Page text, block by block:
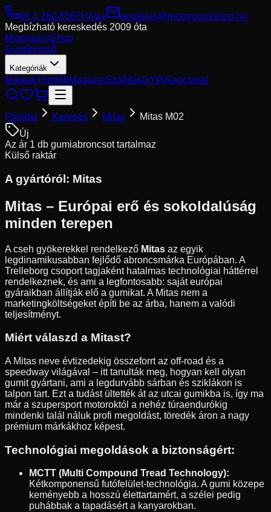
06 1 280 6567Hívás
rendeles@motorgumishop.hu
Megbízható kereskedés 2009 óta
MotorgumiShop
Gumikereső
Kategóriák
MárkákTömlőkMagazinSzállításGYIKKapcsolat
Főoldal Keresés Mitas
Mitas M02
Új
Az ár 1 db gumiabroncsot tartalmaz
Külső raktár
A gyártóról: Mitas
Mitas – Európai erő és sokoldalúság
minden terepen
A cseh gyökerekkel rendelkező Mitas az egyik
legdinamikusabban fejlődő abroncsmárka Európában. A
Trelleborg csoport tagjaként hatalmas technológiai háttérrel
rendelkeznek, és ami a legfontosabb: saját európai
gyáraikban állítják elő a gumikat. A Mitas nem a
marketingköltségeket építi be az árba, hanem a valódi
teljesítményt.
Miért válaszd a Mitast?
A Mitas neve évtizedekig összeforrt az off-road és a
speedway világával – itt tanulták meg, hogyan kell olyan
gumit gyártani, ami a legdurvább sárban és sziklákon is
talpon tart. Ezt a tudást ültették át az utcai gumikba is, így ma
már a szupersport motoroktól a nehéz túraendurókig
mindenki talál náluk profi megoldást, töredék áron a nagy
prémium márkákhoz képest.
Technológiai megoldások a biztonságért:
MCTT (Multi Compound Tread Technology):
Kétkomponensű futófelület-technológia. A gumi közepe
keményebb a hosszú élettartamért, a szélei pedig
puhábbak a tapadásért a kanyarokban.